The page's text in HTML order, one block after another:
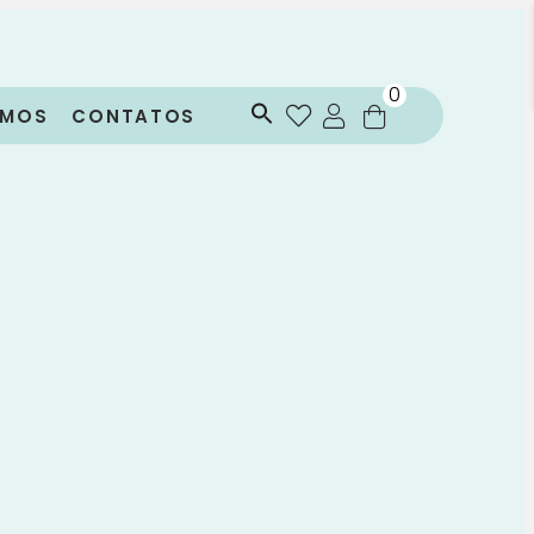
CONTATOS
0